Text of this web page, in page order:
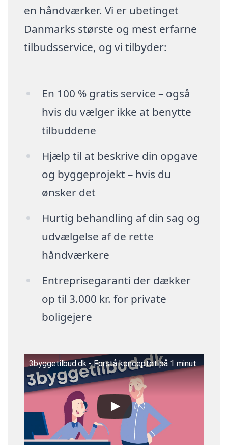
en håndværker. Vi er ubetinget
Danmarks største og mest erfarne
tilbudsservice, og vi tilbyder:
En 100 % gratis service – også
hvis du vælger ikke at benytte
tilbuddene
Hjælp til at beskrive din opgave
og byggeprojekt – hvis du
ønsker det
Hurtig behandling af din sag og
udvælgelse af de rette
håndværkere
Entreprisegaranti der dækker
op til 3.000 kr. for private
boligejere
3byggetilbud.dk - Forstå konceptet på 1 minut